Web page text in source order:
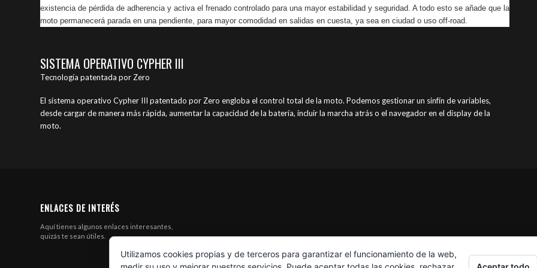
existencia de pérdida de adherencia y activa el frenado controlado para una mayor estabilidad y seguridad. A todo esto se añade que la
moto permanecerá parada en una pendiente, para mayor comodidad en salidas en cuesta, ya sea en ciudad o uso off-road.
SISTEMA OPERATIVO CYPHER III
Tecnología patentada por Zero
El sistema operativo Cypher III patentado por Zero engloba el control total de la moto. Podemos gestionar un sinfín de variables,
desde cargar de manera más rápida, aumentar la capacidad de la batería, incluir la marcha atrás o el navegador en el display de la
moto.
ENLACES DE INTERÉS
Aquí tienes algunos enlaces interesantes,
quizás te sean útiles.
Utilizamos cookies propias y de terceros para garantizar el funcionamiento de la web,